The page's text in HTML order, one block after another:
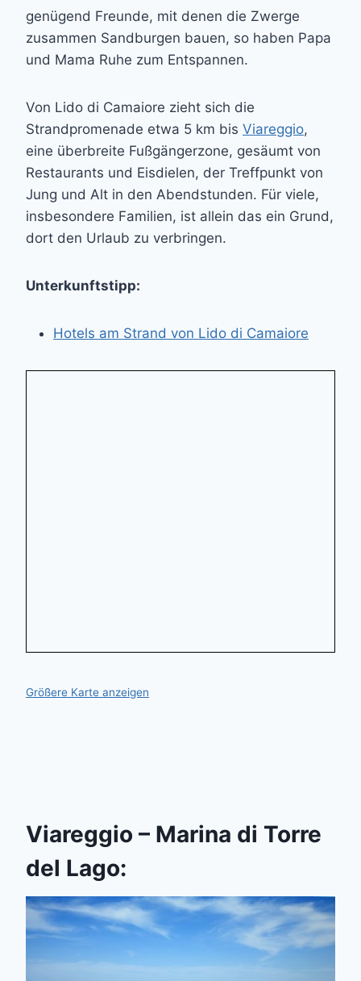
genügend Freunde, mit denen die Zwerge
zusammen Sandburgen bauen, so haben Papa
und Mama Ruhe zum Entspannen.
Von Lido di Camaiore zieht sich die
Strandpromenade etwa 5 km bis Viareggio,
eine überbreite Fußgängerzone, gesäumt von
Restaurants und Eisdielen, der Treffpunkt von
Jung und Alt in den Abendstunden. Für viele,
insbesondere Familien, ist allein das ein Grund,
dort den Urlaub zu verbringen.
Unterkunftstipp:
Hotels am Strand von Lido di Camaiore
Größere Karte anzeigen
Viareggio – Marina di Torre
del Lago: